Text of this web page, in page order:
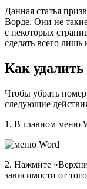
Данная статья
Ворде. Они не
с некоторых
сделать всего
Как
Чтобы убрать
следующие
1. В главном меню
2. Нажмите
зависимости от